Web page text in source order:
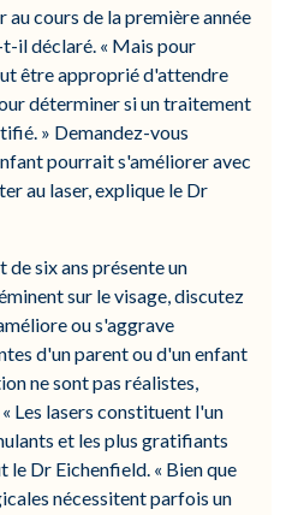
cours de la première année
t-il déclaré. « Mais pour
être approprié d'attendre
déterminer si un traitement
» Demandez-vous
pourrait s'améliorer avec
au laser, explique le Dr
de six ans présente un
sur le visage, discutez
ou s'aggrave
d'un parent ou d'un enfant
ne sont pas réalistes,
Les lasers constituent l'un
et les plus gratifiants
le Dr Eichenfield. « Bien que
nécessitent parfois un